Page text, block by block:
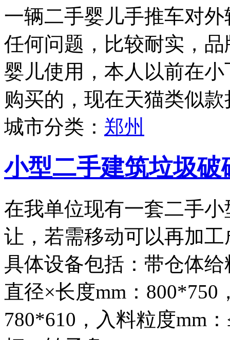
一辆二手婴儿手推车对
任何问题，比较耐实，品
婴儿使用，本人以前在
购买的，现在天猫类似
城市分类： 郑州
小型二手建筑垃圾破
在我单位现有一套二手
让，若需移动可以再加
具体设备包括：带仓体
直径×长度mm：
780*610，入料粒度mm